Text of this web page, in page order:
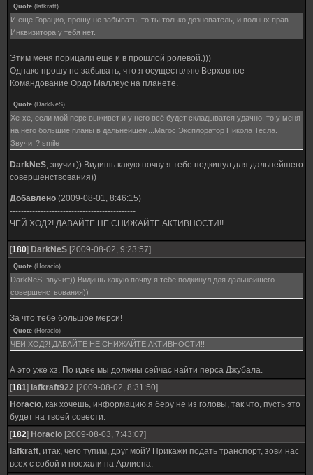
Quote ( lafkraft)
И еще Горацио, прошу не забывать, то ты только дознователь, и полных прав
Инквизитора у тебя нет.
Этим меня порицали еще и в прошлой ролевой.)))
Однако прошу не забывать, что я осуществляю Верховное
Командование Ордо Маллеус на планете.
Quote (DarkNeS)
Хе-хе, если мой перс выживет и у него всё будет складыватся удачно, то у меня
на него большие планы в дальнейшем...Магос Эксплоратор Никола Тесла.
Звучит? smile
DarkNeS, звучит)) Видишь какую почву я тебе подкинул для дальнейшего
совершенствования))
Добавлено (2009-08-01, 8:46:15)
---------------------------------------------
ЧЕЙ ХОД?! ДАВАЙТЕ НЕ СНИЖАЙТЕ АКТИВНОСТИ!!
[180] DarkNeS [2009-08-02, 9:23:57]
Quote (Horacio)
DarkNeS, звучит)) Видишь какую почву я тебе подкинул для дальнейшего
совершенствования))
За что тебе большое мерси!
Quote (Horacio)
ЧЕЙ ХОД?! ДАВАЙТЕ НЕ СНИЖАЙТЕ АКТИВНОСТИ!!
А это уже хз. По идее мы должны сейчас найти перса Джубала.
[181] lafkraft922 [2009-08-02, 8:31:50]
Horacio, как хочешь, информацию я беру не из головы, так что, пусть это
будет на твоей совести.
[182] Horacio [2009-08-03, 7:43:07]
lafkraft, итак, чего тупим, друг мой? Прикажи подать транспорт, зови нас
всех с собой и поехали на Арлиена.